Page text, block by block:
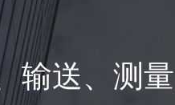
输送、测